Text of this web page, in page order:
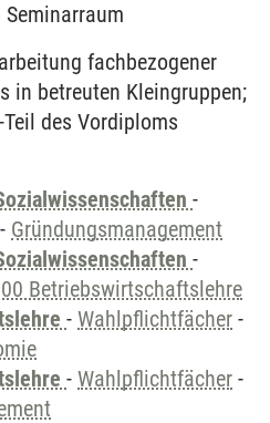
fachbezogener
in betreuten Kleingruppen;
des Vordiploms
-
- Gründungsmanagement
-
Betriebswirtschaftslehre
- Wahlpflichtfächer -
- Wahlpflichtfächer -